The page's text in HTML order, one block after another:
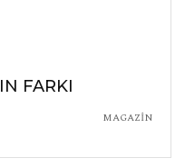
FARKI
MAGAZİN